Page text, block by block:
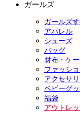
ガールズ
ガールズ
アパレル
シューズ
バッグ
財布・ケ
ファッシ
アクセサ
ベビーグ
福袋
アウトレッ